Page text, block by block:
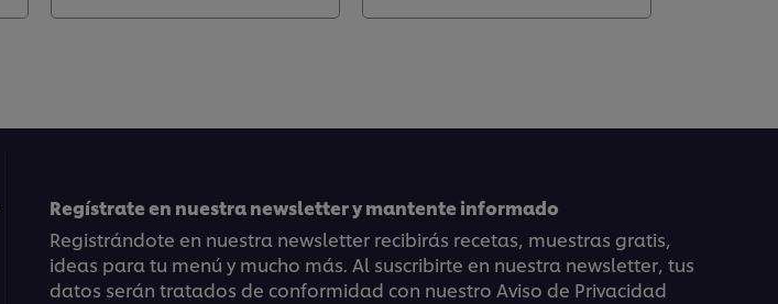
Regístrate en nuestra newsletter y mantente informado
Registrándote en nuestra newsletter recibirás recetas, muestras gratis,
ideas para tu menú y mucho más. Al suscribirte en nuestra newsletter, tus
datos serán tratados de conformidad con nuestro Aviso de Privacidad